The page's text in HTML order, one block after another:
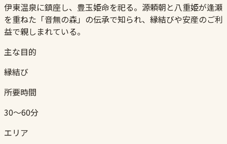
伊東温泉に鎮座し、豊玉姫命を祀る。源頼朝と八重姫が逢瀬
を重ねた「音無の森」の伝承で知られ、縁結びや安産のご利
益で親しまれている。
主な目的
縁結び
所要時間
30〜60分
エリア